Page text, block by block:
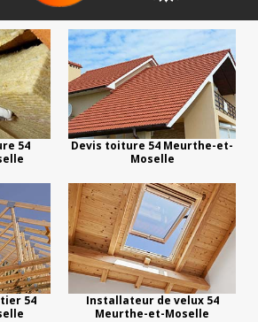
54
Devis toiture 54 Meurthe-et-
Moselle
54
Installateur de velux 54
Meurthe-et-Moselle